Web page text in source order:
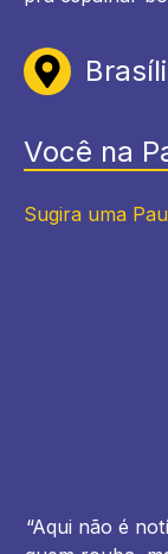
Você na
Sugira uma
“Aqui não é